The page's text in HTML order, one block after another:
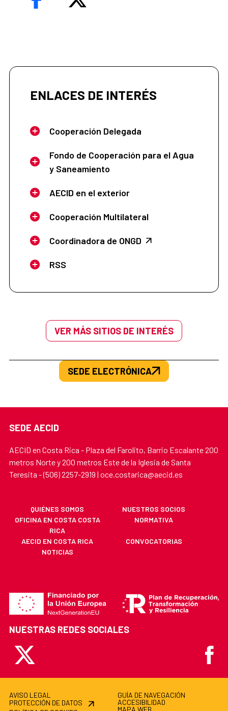
ENLACES DE INTERÉS
Cooperación Delegada
Fondo de Cooperación para el Agua
y Saneamiento
AECID en el exterior
Cooperación Multilateral
Coordinadora de ONGD
RSS
VER MÁS SITIOS DE INTERÉS
SEDE ELECTRÓNICA
SEDE AECID
AECID en Costa Rica - Plaza del Farolito, Barrio Escalante 200
metros Norte y 200 metros Este de la Iglesia de Santa
Teresita - (506) 2257-2919 | oce.costarica@aecid.es
QUIÉNES SOMOS
NUESTROS SOCIOS
OFICINA EN COSTA COSTA
RICA
NORMATIVA
AECID EN COSTA RICA
CONVOCATORIAS
NOTICIAS
NUESTRAS REDES SOCIALES
X
AVISO LEGAL
PROTECCIÓN DE DATOS
GUÍA DE NAVEGACIÓN
ACCESIBILIDAD
MAPA WEB